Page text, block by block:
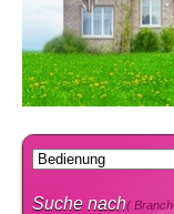
Suche nach(